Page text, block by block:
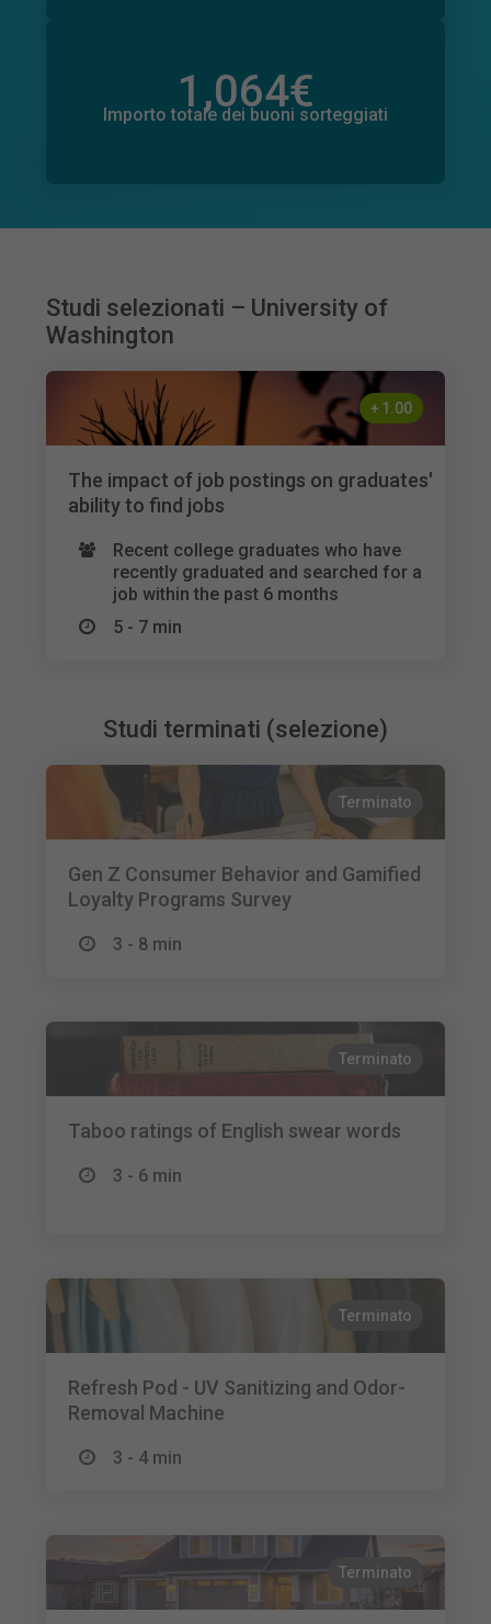
1,064€
Importo totale dei buoni sorteggiati
2€
Importo totale delle donazioni promesse
Studi selezionati – University of
Washington
+ 1.00
The impact of job postings on graduates'
ability to find jobs
Recent college graduates who have
recently graduated and searched for a
job within the past 6 months
5 - 7 min
Studi terminati (selezione)
Terminato
Gen Z Consumer Behavior and Gamified
Loyalty Programs Survey
3 - 8 min
Terminato
Taboo ratings of English swear words
3 - 6 min
Terminato
Refresh Pod - UV Sanitizing and Odor-
Removal Machine
3 - 4 min
Terminato